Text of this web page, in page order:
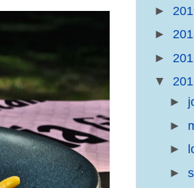
►
►
►
▼
►
►
►
►